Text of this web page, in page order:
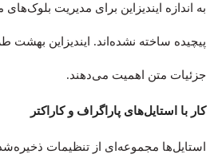
به اندازه ایندیزاین برای مدیریت
پیچیده ساخته نشده‌اند. ایندیزاین بهشت
جزئیات متن اهمیت می‌دهند.
کار با استایل‌های پاراگراف و کاراکتر
استایل‌ها مجموعه‌ای از تنظیمات